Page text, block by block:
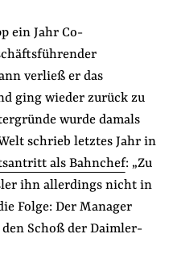
YoutubeLinkedInFeed
ein Jahr Co-
verließ er das
ging wieder zurück zu
wurde damals
schrieb letztes Jahr in
als Bahnchef: „Zu
ihn allerdings nicht in
Folge: Der Manager
Schoß der Daimler-